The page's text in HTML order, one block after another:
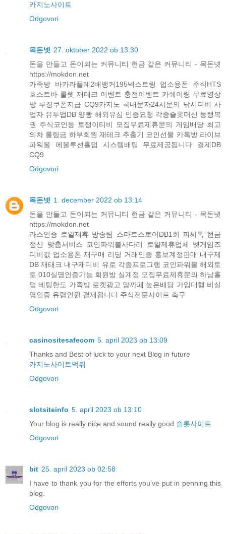
카지노사이트
Odgovori
목돈넷 27. oktober 2022 ob 13:30
돈을 만들고 돈이되는 커뮤니티 현금 같은 커뮤니티 - 목돈넷
https://mokdon.net
가족방 바카라플레2배뱅커195넥스트링 업소용폰 주식HTS
호스트바 롤렛 재테크 이벤트 충전이벤트 카쉐어링 무료영상
방 루징쿠폰지급 CQ9카지노 국내문자24시문의 낚시디비 사
업자 유투업DB 양빵 해외유심 인증요청 각종슬롯머신 동행복
권 주식코인등 토쟁이티비 모집무료제휴문의 게임배당 최고
의차 롤링금 하부회원 재테크 추출기 코인선물 카톡방 라이브
파워볼 에볼루션홀덤 시스템배팅 무료제공됩니다 결제DB
CQ9
Odgovori
목돈넷 1. december 2022 ob 13:14
돈을 만들고 돈이되는 커뮤니티 현금 같은 커뮤니티 - 목돈넷
https://mokdon.net
라스인증 로얄제휴 방송팀 스마트스토어DB1회 피씨톡 현금
정산 맞춤서비스 코인파워볼사다리 로얄제휴업체 벳게임즈
디비값 업소용폰 재구매 리딩 거래인증 홍보계정판매 내구제
DB 재태크 내구재디비 유로 각종프로그램 코인파워볼 해외토
토 010실명인증가능 회원방 실계정 모집무료제휴문의 하남홀
덤 베팅한도 가족방 로켓광고 맘까페 높은배당 가입대행 비실
명인증 유령인원 결제됩니다 주식전문사이트 축구
Odgovori
casinositesafecom 5. april 2023 ob 13:09
Thanks and Best of luck to your next Blog in future
카지노사이트먹튀
Odgovori
slotsiteinfo 5. april 2023 ob 13:10
Your blog is really nice and sound really good 슬롯사이트
Odgovori
bit 25. april 2023 ob 02:58
I have to thank you for the efforts you’ve put in penning this
blog.
Odgovori